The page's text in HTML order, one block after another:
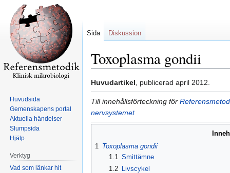
Toxoplasma gondii
Hoppa
till
navigering
Hoppa
till
sök
Huvudartikel, publicerad april 2012.
Till innehållsförteckning för
nervsystemet
1 Toxoplasma gondii
1.1 Smittämne
1.2 Livscykel
Sida Diskussion
Huvudsida
Gemenskapens portal
Aktuella händelser
Slumpsida
Hjälp
Verktyg
Vad som länkar hit